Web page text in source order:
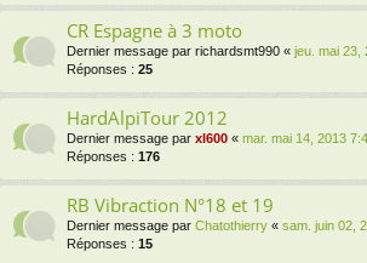
CR Espagne à 3 moto
Dernier message par richardsmt990 « jeu. mai 23,
Réponses : 25
HardAlpiTour 2012
Dernier message par xl600 « mar. mai 14, 2013
Réponses : 176
RB Vibraction N°18 et 19
Dernier message par Chatothierry « sam. juin 02,
Réponses : 15